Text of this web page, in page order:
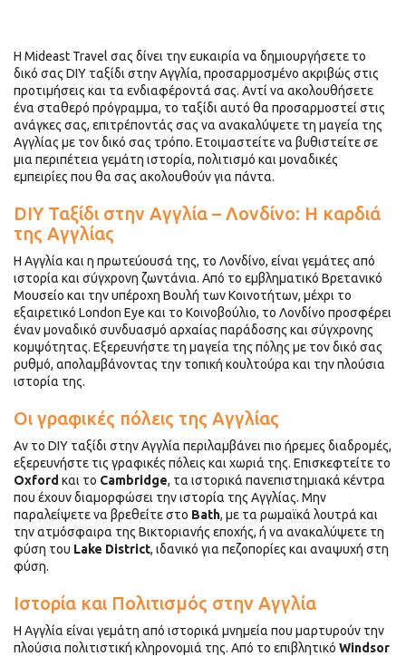
Η Mideast Travel σας δίνει την ευκαιρία να δημιουργήσετε το
δικό σας DIY ταξίδι στην Αγγλία, προσαρμοσμένο ακριβώς στις
προτιμήσεις και τα ενδιαφέροντά σας. Αντί να ακολουθήσετε
ένα σταθερό πρόγραμμα, το ταξίδι αυτό θα προσαρμοστεί στις
ανάγκες σας, επιτρέποντάς σας να ανακαλύψετε τη μαγεία της
Αγγλίας με τον δικό σας τρόπο. Ετοιμαστείτε να βυθιστείτε σε
μια περιπέτεια γεμάτη ιστορία, πολιτισμό και μοναδικές
εμπειρίες που θα σας ακολουθούν για πάντα.
DIY Ταξίδι στην Αγγλία – Λονδίνο: Η καρδιά
της Αγγλίας
Η Αγγλία και η πρωτεύουσά της, το Λονδίνο, είναι γεμάτες από
ιστορία και σύγχρονη ζωντάνια. Από το εμβληματικό Βρετανικό
Μουσείο και την υπέροχη Βουλή των Κοινοτήτων, μέχρι το
εξαιρετικό London Eye και το Κοινοβούλιο, το Λονδίνο προσφέρει
έναν μοναδικό συνδυασμό αρχαίας παράδοσης και σύγχρονης
κομψότητας. Εξερευνήστε τη μαγεία της πόλης με τον δικό σας
ρυθμό, απολαμβάνοντας την τοπική κουλτούρα και την πλούσια
ιστορία της.
Οι γραφικές πόλεις της Αγγλίας
Αν το DIY ταξίδι στην Αγγλία περιλαμβάνει πιο ήρεμες διαδρομές,
εξερευνήστε τις γραφικές πόλεις και χωριά της. Επισκεφτείτε το
Oxford και το Cambridge, τα ιστορικά πανεπιστημιακά κέντρα
που έχουν διαμορφώσει την ιστορία της Αγγλίας. Μην
παραλείψετε να βρεθείτε στο Bath, με τα ρωμαϊκά λουτρά και
την ατμόσφαιρα της Βικτοριανής εποχής, ή να ανακαλύψετε τη
φύση του Lake District, ιδανικό για πεζοπορίες και αναψυχή στη
φύση.
Ιστορία και Πολιτισμός στην Αγγλία
Η Αγγλία είναι γεμάτη από ιστορικά μνημεία που μαρτυρούν την
πλούσια πολιτιστική κληρονομιά της. Από το επιβλητικό Windsor